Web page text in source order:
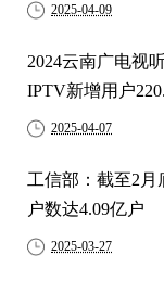
2025-04-09
2024云南广电视
IPTV新增用户
2025-04-07
工信部：截至2月
户数达4.09亿户
2025-03-27